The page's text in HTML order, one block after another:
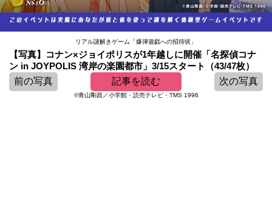
リアル謎解きゲーム「爆弾遊戯への招待状」
【写真】コナン×ジョイポリスが1年越しに開催「名探偵コナ
ン in JOYPOLIS 湾岸の楽園都市」3/15スタート（43/47枚）
前の写真
記事を読む 次の写真
©青山剛昌／小学館・読売テレビ・TMS 1996